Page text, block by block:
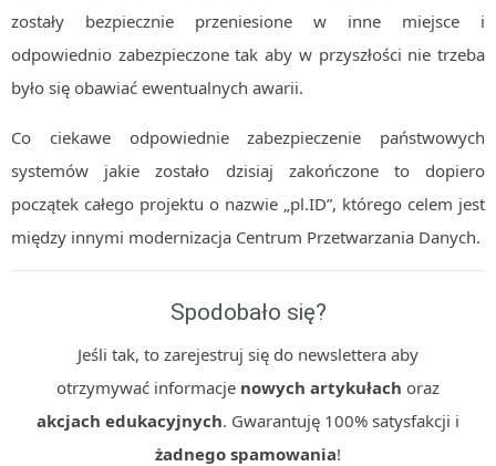
zostały bezpiecznie przeniesione w inne miejsce i
odpowiednio zabezpieczone tak aby w przyszłości nie trzeba
było się obawiać ewentualnych awarii.
Co ciekawe odpowiednie zabezpieczenie państwowych
systemów jakie zostało dzisiaj zakończone to dopiero
początek całego projektu o nazwie „pl.ID”, którego celem jest
między innymi modernizacja Centrum Przetwarzania Danych.
Spodobało się?
Jeśli tak, to zarejestruj się do newslettera aby
otrzymywać informacje nowych artykułach oraz
akcjach edukacyjnych. Gwarantuję 100% satysfakcji i
żadnego spamowania!